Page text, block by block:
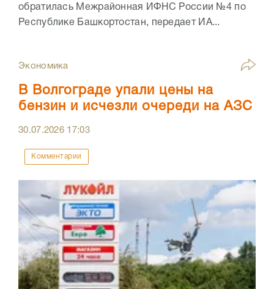
обратилась Межрайонная ИФНС России №4 по
Республике Башкортостан, передает ИА...
Экономика
В Волгограде упали цены на
бензин и исчезли очереди на АЗС
30.07.2026 17:03
Комментарии